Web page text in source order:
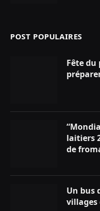
POST POPULAIRES
Fête du
laitiers
de
Un bus
villages